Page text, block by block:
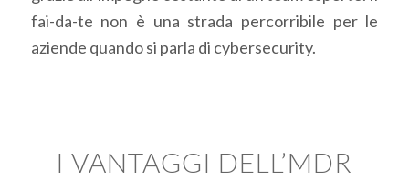
fai-da-te non è una strada percorribile per le
aziende quando si parla di cybersecurity.
I VANTAGGI DELL’MDR